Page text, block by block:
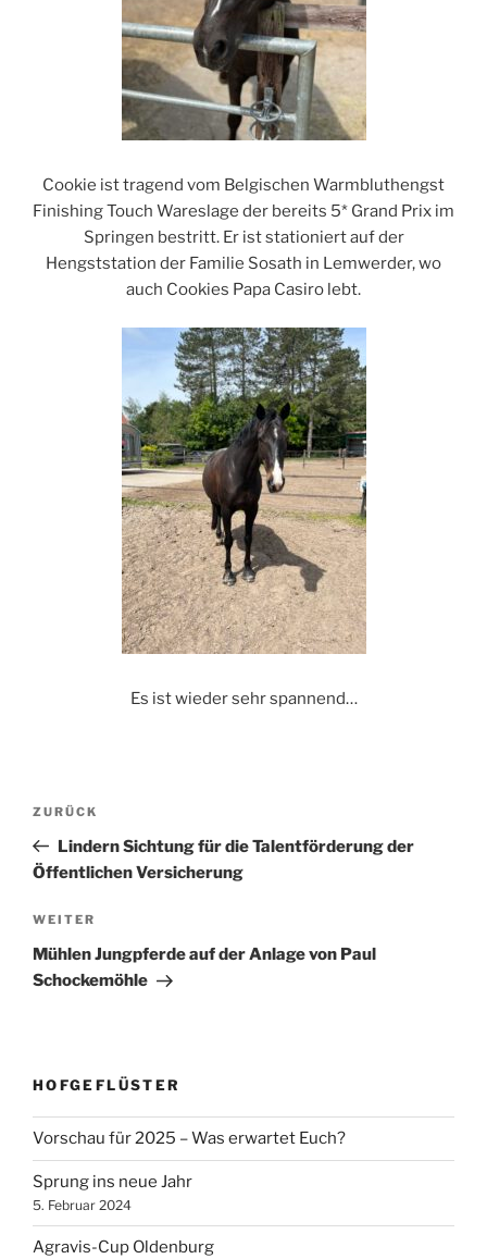
Cookie ist tragend vom Belgischen Warmbluthengst
Finishing Touch Wareslage der bereits 5* Grand Prix im
Springen bestritt. Er ist stationiert auf der
Hengststation der Familie Sosath in Lemwerder, wo
auch Cookies Papa Casiro lebt.
Es ist wieder sehr spannend…
Beitragsnavigation
Vorheriger
Beitrag
ZURÜCK
Lindern Sichtung für die Talentförderung der
Öffentlichen Versicherung
Nächster
Beitrag
WEITER
Mühlen Jungpferde auf der Anlage von Paul
Schockemöhle
HOFGEFLÜSTER
Vorschau für 2025 – Was erwartet Euch?
Sprung ins neue Jahr
5. Februar 2024
Agravis-Cup Oldenburg